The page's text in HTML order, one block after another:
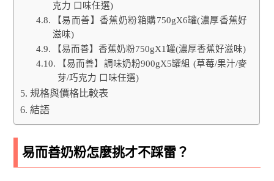
克力 口味任選)
【易而善】香蕉奶粉箱購750gX6罐(濃厚香蕉好
滋味)
【易而善】香蕉奶粉750gX1罐(濃厚香蕉好滋味)
【易而善】調味奶粉900gX5罐組 (草莓/果汁/麥
芽/巧克力 口味任選)
規格與價格比較表
結語
易而善奶粉怎麼挑才不踩雷？